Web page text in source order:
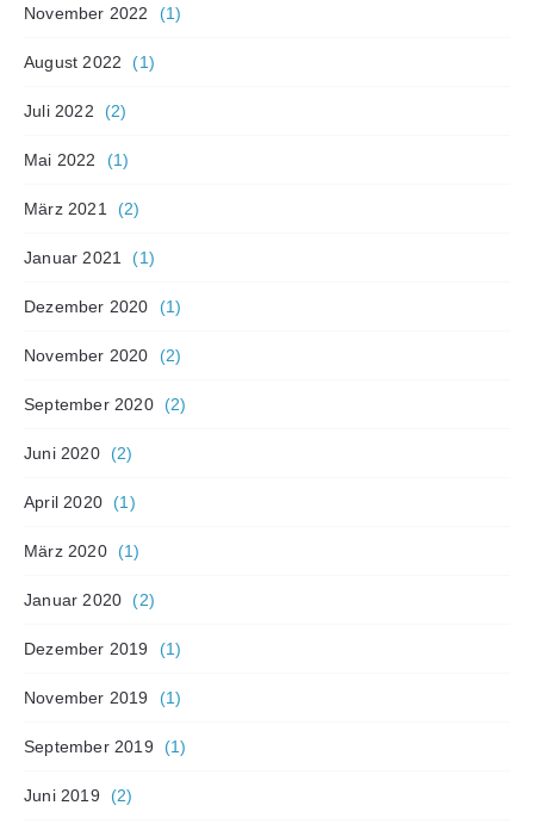
November 2022 (1)
August 2022 (1)
Juli 2022 (2)
Mai 2022 (1)
März 2021 (2)
Januar 2021 (1)
Dezember 2020 (1)
November 2020 (2)
September 2020 (2)
Juni 2020 (2)
April 2020 (1)
März 2020 (1)
Januar 2020 (2)
Dezember 2019 (1)
November 2019 (1)
September 2019 (1)
Juni 2019 (2)